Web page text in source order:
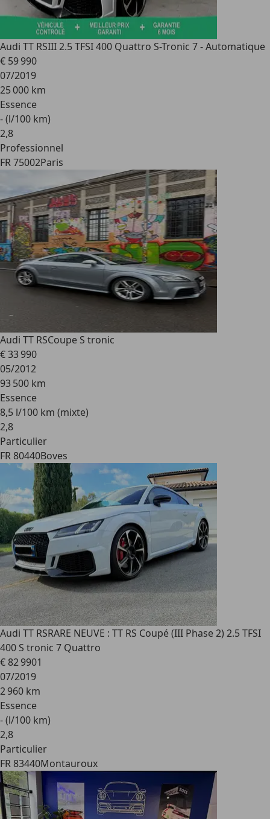
Audi TT RSIII 2.5 TFSI 400 Quattro S-Tronic 7 - Automatique
€ 59 990
07/2019
25 000 km
Essence
- (l/100 km)
2,8
Professionnel
FR 75002Paris
Audi TT RSCoupe S tronic
€ 33 990
05/2012
93 500 km
Essence
8,5 l/100 km (mixte)
2,8
Particulier
FR 80440Boves
Audi TT RSRARE NEUVE : TT RS Coupé (III Phase 2) 2.5 TFSI
400 S tronic 7 Quattro
€ 82 9901
07/2019
2 960 km
Essence
- (l/100 km)
2,8
Particulier
FR 83440Montauroux